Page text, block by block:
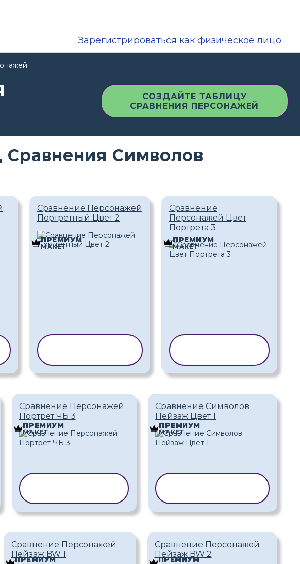
Зарегистрироваться как физическое лицо
СОЗДАЙТЕ ТАБЛИЦУ
СРАВНЕНИЯ ПЕРСОНАЖЕЙ
Сравнения Символов
Сравнение Персонажей
Портретный Цвет 2
ПРЕМИУМ
МАКЕТ
Сравнение
Персонажей Цвет
Портрета 3
ПРЕМИУМ
МАКЕТ
Сравнение Персонажей
Портрет ЧБ 3
ПРЕМИУМ
МАКЕТ
Сравнение Символов
Пейзаж Цвет 1
ПРЕМИУМ
МАКЕТ
Сравнение Персонажей
Пейзаж BW 1
ПРЕМИУМ
Сравнение Персонажей
Пейзаж BW 2
ПРЕМИУМ